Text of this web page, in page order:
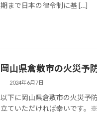
期まで日本の律令制に基 […]
岡山県倉敷市の火災予
2024年6月7日
以下に岡山県倉敷市の火災予
立ていただければ幸いです。